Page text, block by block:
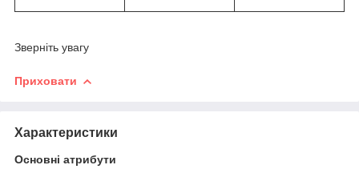
Зверніть увагу
Приховати
Характеристики
Основні атрибути